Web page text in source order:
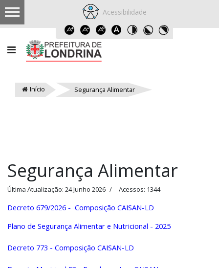
Acessibilidade
Início Segurança Alimentar
Segurança Alimentar
Última Atualização: 24 Junho 2026 Acessos: 1344
Decreto 679/2026 - Composição CAISAN-LD
Plano de Segurança Alimentar e Nutricional - 2025
Decreto 773 - Composição CAISAN-LD